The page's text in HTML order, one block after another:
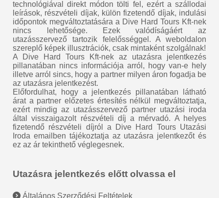
technológiával direkt módon tölti fel, ezért a szállodai
leírások, részvételi díjak, külön fizetendő díjak, indulási
időpontok megváltoztatására a Dive Hard Tours Kft-nek
nincs lehetősége. Ezek valódíságáért az
utazásszervező tartozik felelősséggel. A weboldalon
szereplő képek illusztrációk, csak mintaként szolgálnak!
A Dive Hard Tours Kft-nek az utazásra jelentkezés
pillanatában nincs információja arról, hogy van-e hely
illetve arról sincs, hogy a partner milyen áron fogadja be
az utazásra jelentkezést.
Előfordulhat, hogy a jelentkezés pillanatában látható
árat a partner előzetes értesítés nélkül megváltoztatja,
ezért mindig az utazásszervező partner utazási iroda
által visszaigazolt részvételi díj a mérvadó. A helyes
fizetendő részvételi díjról a Dive Hard Tours Utazási
Iroda emailben tájékoztatja az utazásra jelentkezőt és
ez az ár tekinthető véglegesnek.
Utazásra jelentkezés előtt olvassa el
Általános Szerződési Feltételek